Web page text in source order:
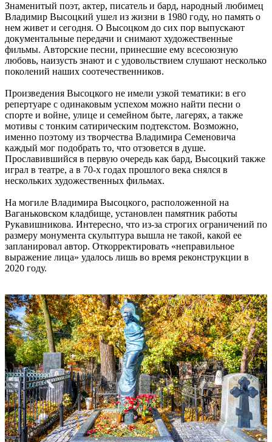
Знаменитый поэт, актер, писатель и бард, народный любимец
Владимир Высоцкий ушел из жизни в 1980 году, но память о
нем живет и сегодня. О Высоцком до сих пор выпускают
документальные передачи и снимают художественные
фильмы. Авторские песни, принесшие ему всесоюзную
любовь, наизусть знают и с удовольствием слушают несколько
поколений наших соотечественников.
Произведения Высоцкого не имели узкой тематики: в его
репертуаре с одинаковым успехом можно найти песни о
спорте и войне, улице и семейном быте, лагерях, а также
мотивы с тонким сатирическим подтекстом. Возможно,
именно поэтому из творчества Владимира Семеновича
каждый мог подобрать то, что отзовется в душе.
Прославившийся в первую очередь как бард, Высоцкий также
играл в театре, а в 70-х годах прошлого века снялся в
нескольких художественных фильмах.
На могиле Владимира Высоцкого, расположенной на
Ваганьковском кладбище, установлен памятник работы
Рукавишникова. Интересно, что из-за строгих ограничений по
размеру монумента скульптура вышла не такой, какой ее
запланировал автор. Откорректировать «неправильное
выражение лица» удалось лишь во время реконструкции в
2020 году.